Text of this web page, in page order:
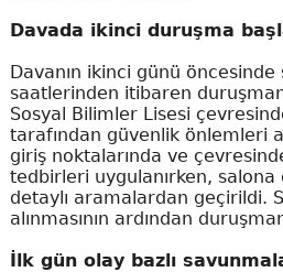
Davada ikinci duruşma
Davanın ikinci günü öncesinde
saatlerinden itibaren
Sosyal Bilimler Lisesi
tarafından güvenlik önlemleri
giriş noktalarında ve
tedbirleri uygulanırken,
detaylı aramalardan geçirildi.
alınmasının ardından
İlk gün olay bazlı